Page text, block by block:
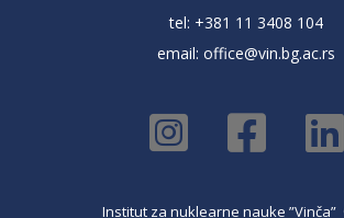
tel: +381 11 3408 104
email: office@vin.bg.ac.rs
Institut za nuklearne nauke